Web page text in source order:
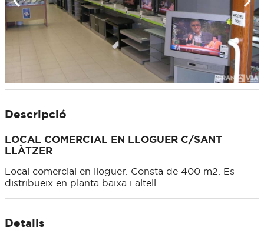
Descripció
LOCAL COMERCIAL EN LLOGUER C/SANT
LLÀTZER
Local comercial en lloguer. Consta de 400 m2. Es
distribueix en planta baixa i altell.
Detalls